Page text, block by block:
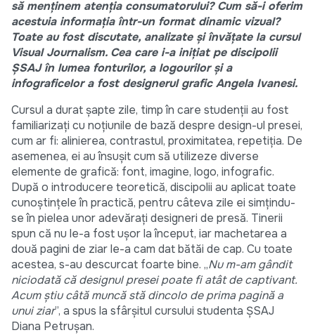
să menținem atenția consumatorului? Cum să-i oferim
acestuia informația într-un format dinamic vizual?
Toate au fost discutate, analizate și învățate la cursul
Visual Journalism. Cea care i-a inițiat pe discipolii
ȘSAJ în lumea fonturilor, a logourilor și a
infograficelor a fost designerul grafic Angela Ivanesi.
Cursul a durat șapte zile, timp în care studenții au fost
familiarizați cu noțiunile de bază despre design-ul presei,
cum ar fi: alinierea, contrastul, proximitatea, repetiţia. De
asemenea, ei au însușit cum să utilizeze diverse
elemente de grafică: font, imagine, logo, infografic.
După o introducere teoretică, discipolii au aplicat toate
cunoștințele în practică, pentru câteva zile ei simțindu-
se în pielea unor adevărați designeri de presă. Tinerii
spun că nu le-a fost ușor la început, iar machetarea a
două pagini de ziar le-a cam dat bătăi de cap. Cu toate
acestea, s-au descurcat foarte bine. „Nu m-am gândit
niciodată că designul presei poate fi atât de captivant.
Acum știu câtă muncă stă dincolo de prima pagină a
unui ziar”, a spus la sfârșitul cursului studenta ȘSAJ
Diana Petrușan.